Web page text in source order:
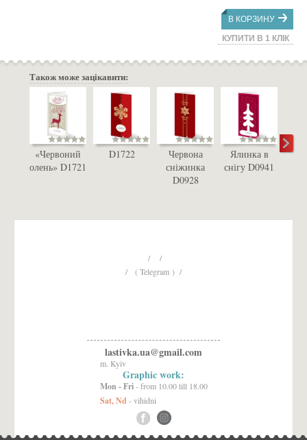
В КОРЗИНУ
КУПИТИ В 1 КЛІК
Також може зацікавити:
«Червоний
олень» D1721
D1722
Червона
сніжинка
D0928
Ялинка в
снігу D0941
/ /
/ ( Telegram ) /
lastivka.ua@gmail.com
m. Kyiv
Graphic work:
Mon - Fri- from 10.00 till 18.00
Sat, Nd - vihidni